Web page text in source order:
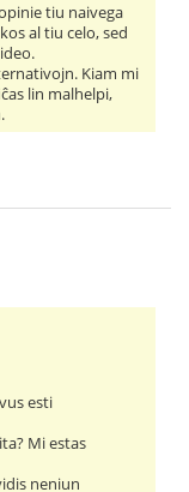
tiu naivega
al tiu celo, sed
Kiam mi
lin malhelpi,
esti
Mi estas
neniun